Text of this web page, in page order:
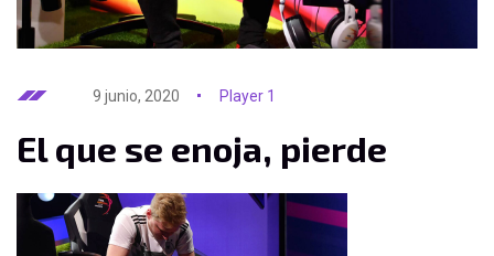
9 junio, 2020 Player 1
El que se enoja, pierde